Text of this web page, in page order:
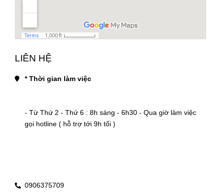
LIÊN HỆ
* Thời gian làm việc
- Từ Thứ 2 - Thứ 6 : 8h sáng - 6h30 - Qua giờ làm việc
gọi hotline ( hỗ trợ tới 9h tối )
0906375709